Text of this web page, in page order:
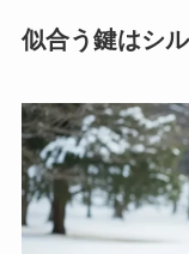
似合う鍵はシ